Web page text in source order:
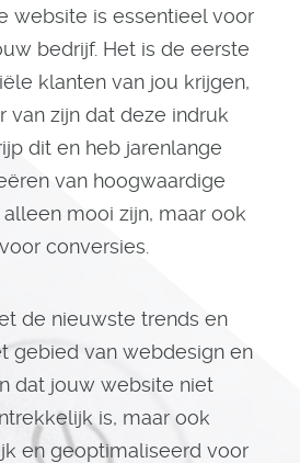
website is essentieel voor
bedrijf. Het is de eerste
klanten van jou krijgen,
van zijn dat deze indruk
dit en heb jarenlange
van hoogwaardige
mooi zijn, maar ook
conversies.
de nieuwste trends en
gebied van webdesign en
dat jouw website niet
is, maar ook
en geoptimaliseerd voor